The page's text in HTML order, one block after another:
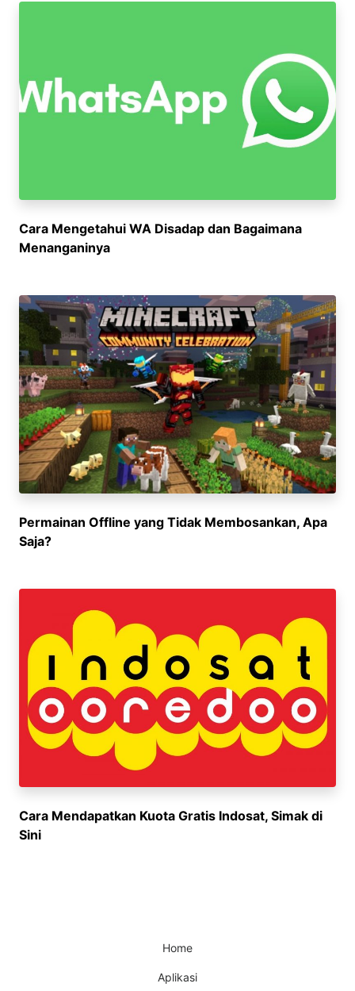
Cara Mengetahui WA Disadap dan Bagaimana
Menanganinya
Permainan Offline yang Tidak Membosankan, Apa
Saja?
Cara Mendapatkan Kuota Gratis Indosat, Simak di
Sini
Home
Aplikasi